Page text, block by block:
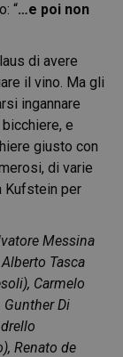
“…e poi non
di avere
il vino. Ma gli
ingannare
e
giusto con
di varie
Kufstein per
Messina
Tasca
Carmelo
Di
Renato de